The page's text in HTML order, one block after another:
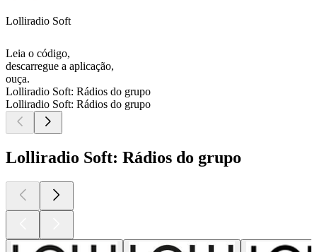
Lolliradio Soft
Leia o código,
descarregue a aplicação,
ouça.
Lolliradio Soft: Rádios do grupo
Lolliradio Soft: Rádios do grupo
Lolliradio Soft: Rádios do grupo